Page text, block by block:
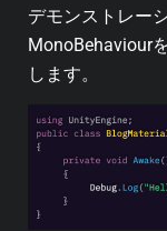
デモンストレー
MonoBehaviour
します。